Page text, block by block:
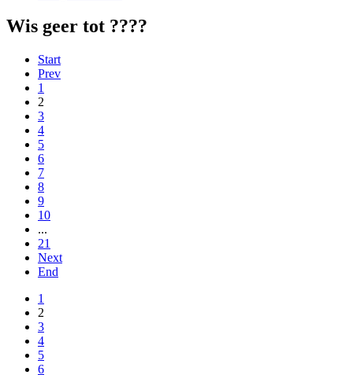
Wis geer tot ????
Start
Prev
1
2
3
4
5
6
7
8
9
10
...
21
Next
End
1
2
3
4
5
6